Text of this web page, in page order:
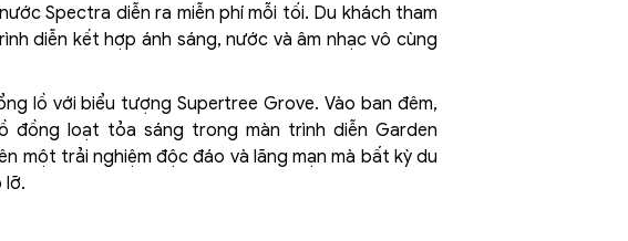
Spectra diễn ra miễn phí mỗi tối. Du khách tham
diễn kết hợp ánh sáng, nước và âm nhạc vô cùng
lồ với biểu tượng Supertree Grove. Vào ban đêm,
đồng loạt tỏa sáng trong màn trình diễn Garden
một trải nghiệm độc đáo và lãng mạn mà bất kỳ du
lỡ.